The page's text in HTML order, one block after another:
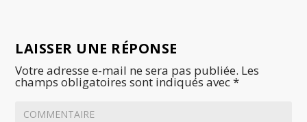
LAISSER UNE RÉPONSE
Votre adresse e-mail ne sera pas publiée. Les
champs obligatoires sont indiqués avec*